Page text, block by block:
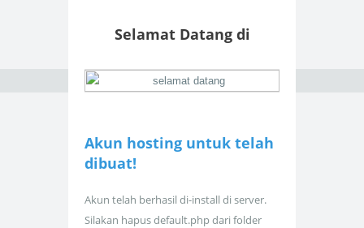
Selamat Datang di
Akun hosting untuk telah
dibuat!
Akun telah berhasil di-install di server.
Silakan hapus default.php dari folder